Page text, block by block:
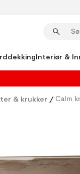
Interiør &
& krukker / Calm